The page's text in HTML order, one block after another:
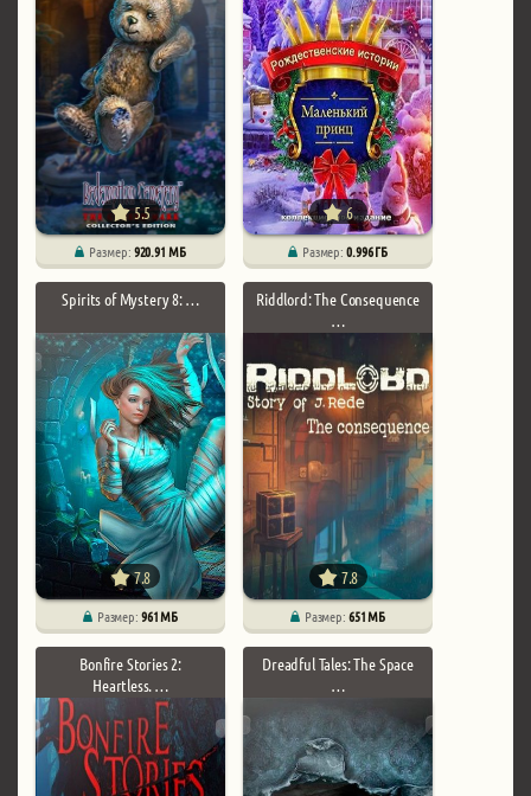
5.5
Размер:920.91 МБ
6
Размер:0.996 ГБ
Spirits of Mystery 8: …
7.8
Размер:961 МБ
Riddlord: The Consequence
…
7.8
Размер:651 МБ
Bonfire Stories 2:
Heartless. …
Dreadful Tales: The Space
…